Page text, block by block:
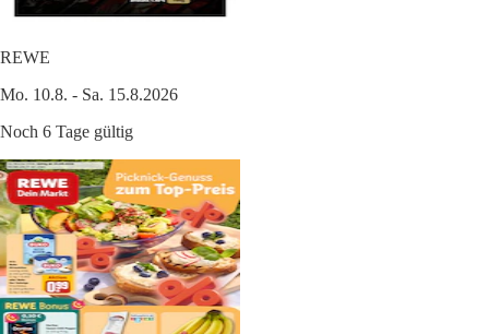
REWE
Mo. 10.8. - Sa. 15.8.2026
Noch 6 Tage gültig